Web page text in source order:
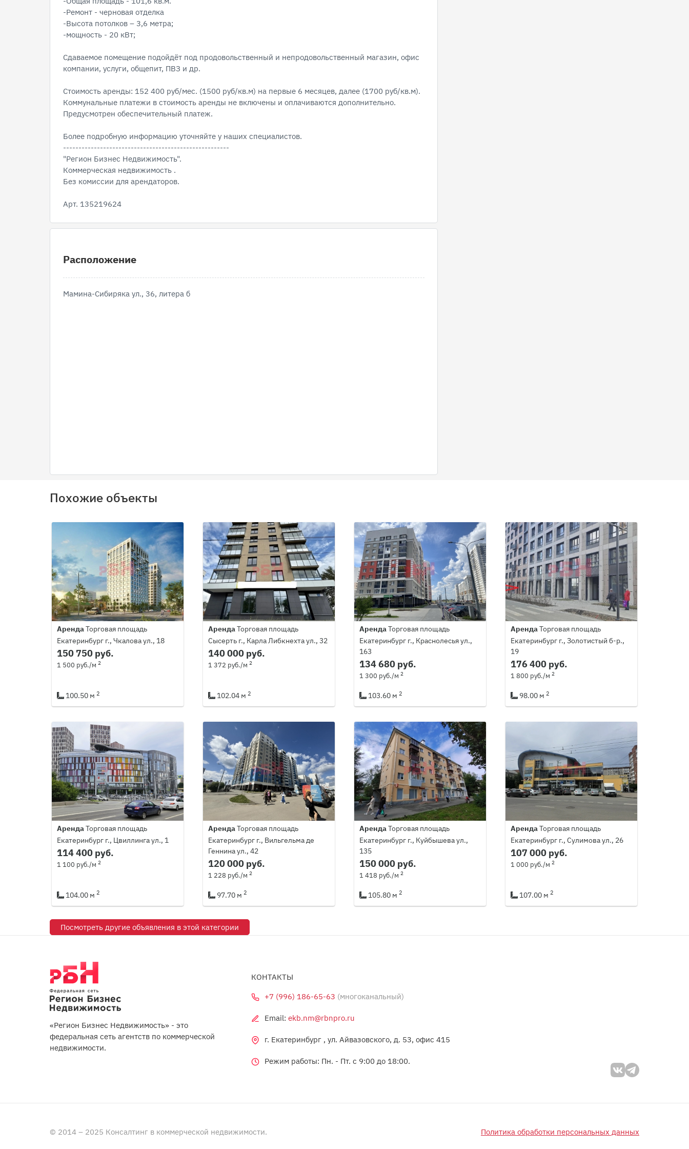
-Ремонт - черновая отделка
-Высота потолков – 3,6 метра;
-мощность - 20 кВт;
Сдаваемое помещение подойдёт под продовольственный и непродовольственный магазин, офис
компании, услуги, общепит, ПВЗ и др.
Стоимость аренды: 152 400 руб/мес. (1500 руб/кв.м) на первые 6 месяцев, далее (1700 руб/кв.м).
Коммунальные платежи в стоимость аренды не включены и оплачиваются дополнительно.
Предусмотрен обеспечительный платеж.
Более подробную информацию уточняйте у наших специалистов.
------------------------------------------------------
"Регион Бизнес Недвижимость".
Коммерческая недвижимость .
Без комиссии для арендаторов.
Арт. 135219624
Расположение
Мамина-Сибиряка ул., 36, литера б
Похожие объекты
АрендаТорговая площадь
Екатеринбург г., Чкалова ул., 18
150 750 руб.
1 500 руб./м 2
100.50 м 2
АрендаТорговая площадь
Сысерть г., Карла Либкнехта ул., 32
140 000 руб.
1 372 руб./м 2
102.04 м 2
АрендаТорговая площадь
Екатеринбург г., Краснолесья ул.,
163
134 680 руб.
1 300 руб./м 2
103.60 м 2
АрендаТорговая площадь
Екатеринбург г., Золотистый б-р.,
19
176 400 руб.
1 800 руб./м 2
98.00 м 2
Аренда Торговая площадь
Екатеринбург г., Цвиллинга ул., 1
114 400 руб.
1 100 руб./м 2
104.00 м 2
Аренда Торговая площадь
Екатеринбург г., Вильгельма де
Геннина ул., 42
120 000 руб.
1 228 руб./м 2
97.70 м 2
Аренда Торговая площадь
Екатеринбург г., Куйбышева ул.,
135
150 000 руб.
1 418 руб./м 2
105.80 м 2
Аренда Торговая площадь
Екатеринбург г., Сулимова ул., 26
107 000 руб.
1 000 руб./м 2
107.00 м 2
Посмотреть другие объявления в этой категории
«Регион Бизнес Недвижимость» - это
федеральная сеть агентств по коммерческой
недвижимости.
КОНТАКТЫ
+7 (996) 186-65-63 (многоканальный)
Email:ekb.nm@rbnpro.ru
г. Екатеринбург , ул. Айвазовского, д. 53, офис 415
Режим работы: Пн. - Пт. c 9:00 до 18:00.
© 2014 – 2025 Консалтинг в коммерческой недвижимости.
Политика обработки персональных данных